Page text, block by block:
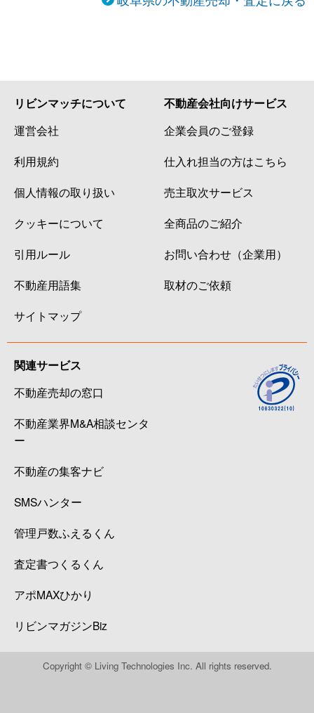
リビンマッチについて
運営会社
利用規約
個人情報の取り扱い
クッキーについて
引用ルール
不動産用語集
サイトマップ
不動産会社向けサービス
企業会員のご登録
仕入れ担当の方はこちら
売主取次サービス
全商品のご紹介
お問い合わせ（企業用）
取材のご依頼
関連サービス
不動産売却の窓口
不動産業界M&A相談センタ
ー
不動産の集客ナビ
SMSハンター
管理戸数ふえるくん
査定書つくるくん
アポMAXひかり
リビンマガジンBiz
Copyright © Living Technologies Inc. All rights reserved.